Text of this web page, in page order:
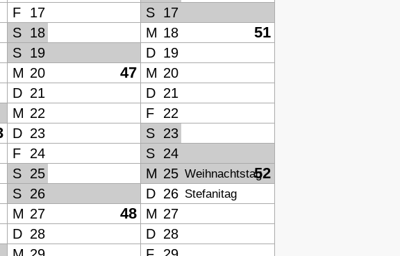
F 17 S
17
S 18 M 18 51
S 19 D 19
M 20 47 M 20
D 21 D 21
M 22 F
22
D 23 S
23
F 24 S
24
S 25 M 25 52
Weihnachtstag
S 26 D 26 Stefanitag
M 27 48 M 27
D 28 D 28